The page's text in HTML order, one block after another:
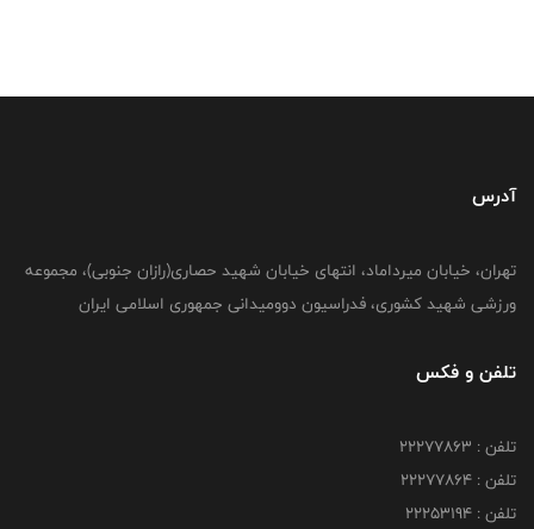
آدرس
تهران، خیابان میرداماد، انتهای خیابان شهید حصاری(رازان جنوبی)، مجموعه
ورزشی شهید کشوری، فدراسیون دوومیدانی جمهوری اسلامی ایران
تلفن و فکس
تلفن : 22277863
تلفن : 22277864
تلفن : 22253194